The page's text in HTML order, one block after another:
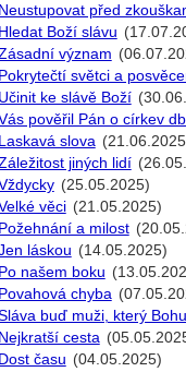
Neustupovat před
Hledat Boží slávu
význam
Pokrytečtí světci a
Učinit ke slávě Boží
pověřil Pán o církev
Laskavá slova
jiných lidí
(25.05.2025)
věci (21.05.2025)
Požehnání a milost
láskou (14.05.2025)
Po našem boku
Povahová chyba
buď muži, který
Nejkratší cesta
Dost času (04.05.2025)